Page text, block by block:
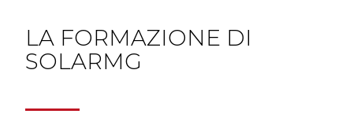
LA FORMAZIONE DI
SOLARMG